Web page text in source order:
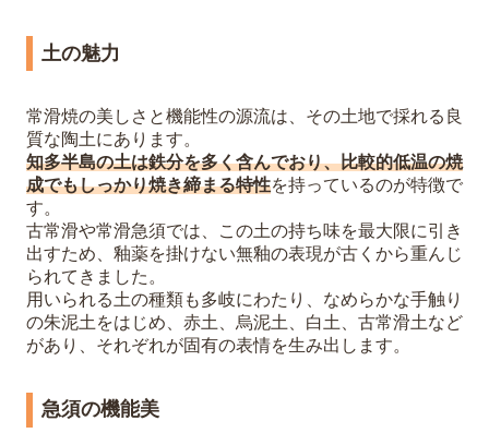
土の魅力
常滑焼の美しさと機能性の源流は、その土地で採れる良
質な陶土にあります。
知多半島の土は鉄分を多く含んでおり、比較的低温の焼
成でもしっかり焼き締まる特性を持っているのが特徴で
す。
古常滑や常滑急須では、この土の持ち味を最大限に引き
出すため、釉薬を掛けない無釉の表現が古くから重んじ
られてきました。
用いられる土の種類も多岐にわたり、なめらかな手触り
の朱泥土をはじめ、赤土、烏泥土、白土、古常滑土など
があり、それぞれが固有の表情を生み出します。
急須の機能美